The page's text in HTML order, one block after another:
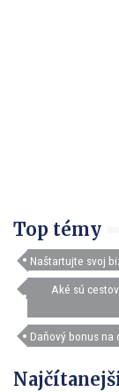
Top témy
Naštartujte svoj
Aké sú
Daňový bonus na